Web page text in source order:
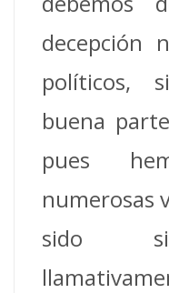
decepción
políticos,
buena
pues
numerosas
sido